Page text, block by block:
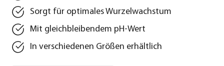
Sorgt für optimales Wurzelwachstum
Mit gleichbleibendem pH-Wert
In verschiedenen Größen erhältlich